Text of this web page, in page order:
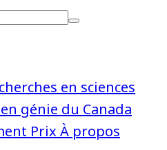
Prix À propos
en sciences
génie du Canada